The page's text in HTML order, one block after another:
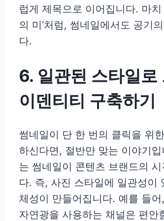
럽게 제목으로 이어집니다. 마치
의 미’처럼, 썸네일에서도 공기
다.
6. 일관된 스타일로
이덴티티 구축하기
썸네일이 단 한 번의 클릭을 위
하신다면, 절반만 맞는 이야기
는 썸네일이 콘텐츠 브랜드의
다. 즉, 사진 스타일에 일관성이
체성이 만들어집니다. 예를 들
자연광을 사용하는 채널은 편안